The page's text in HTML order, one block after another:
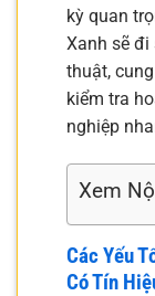
kỳ quan
Xanh sẽ
thuật,
kiểm tra
nghiệp
Xem
Các Yếu
Có Tín